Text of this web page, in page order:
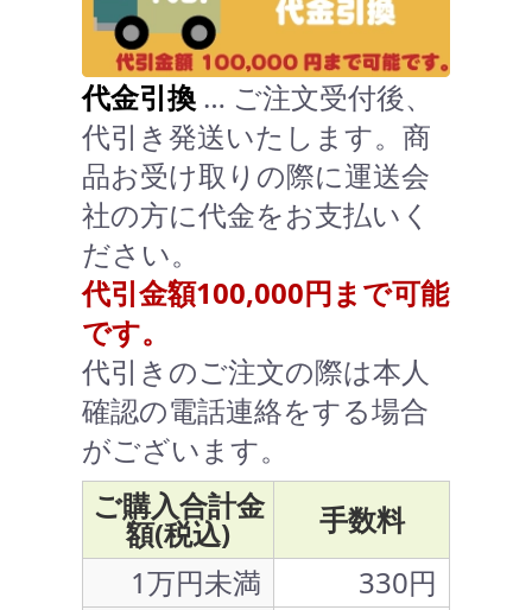
代金引換 … ご注文受付後、
代引き発送いたします。商
品お受け取りの際に運送会
社の方に代金をお支払いく
ださい。
代引金額100,000円まで可能
です。
代引きのご注文の際は本人
確認の電話連絡をする場合
がございます。
ご購入合計金
額(税込)
手数料
1万円未満
330円